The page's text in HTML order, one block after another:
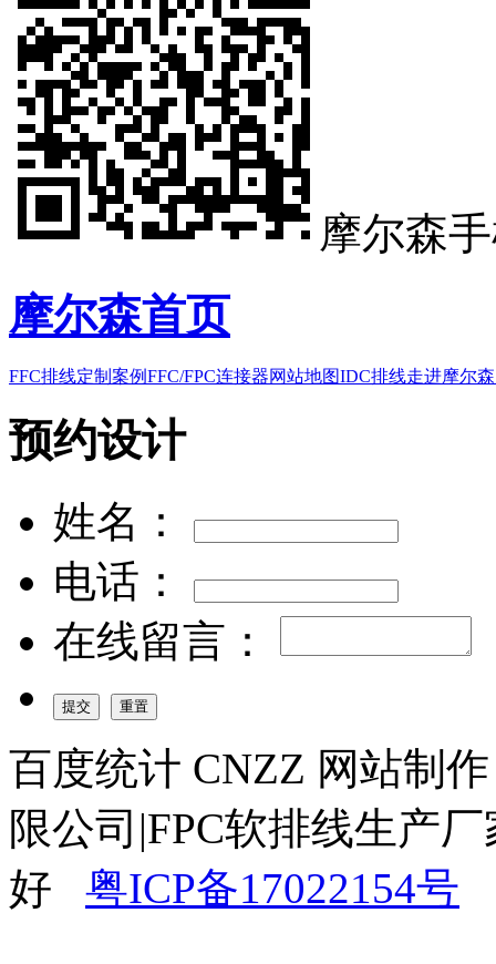
摩尔森
摩尔森首页
FFC排线定制案例FFC/FPC连接器网站地图IDC排线走进摩尔森
预约设计
姓名：
电话：
在线留言：
百度统计 CNZZ 网站制
限公司|FPC软排线生产
好 粤ICP备17022154号